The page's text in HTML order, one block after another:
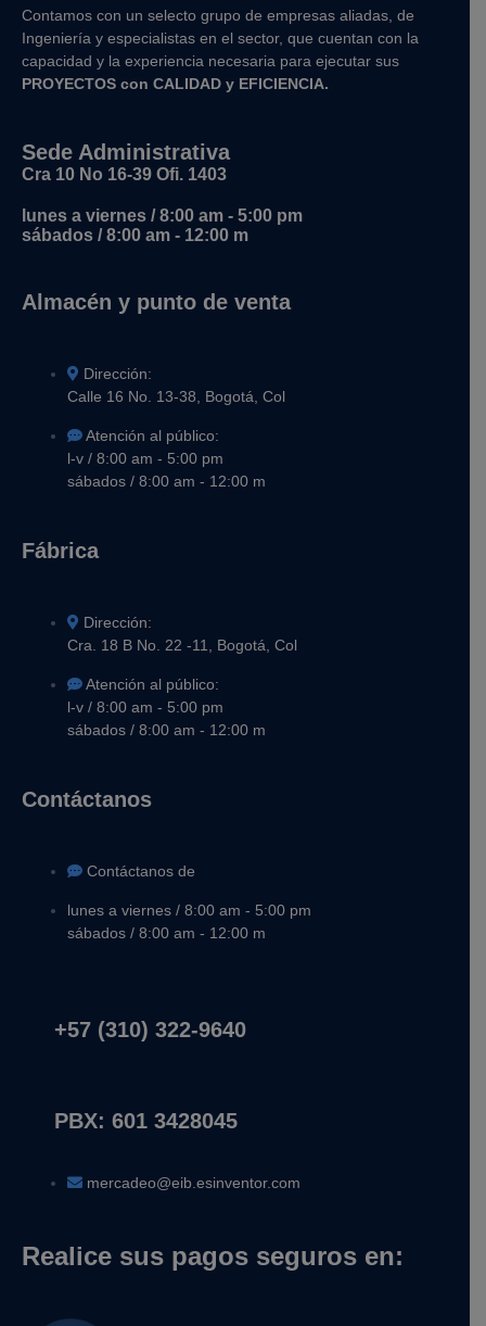
Contamos con un selecto grupo de empresas aliadas, de
Ingeniería y especialistas en el sector, que cuentan con la
capacidad y la experiencia necesaria para ejecutar sus
PROYECTOS con CALIDAD y EFICIENCIA.
Sede Administrativa
Cra 10 No 16-39 Ofi. 1403
lunes a viernes / 8:00 am - 5:00 pm
sábados / 8:00 am - 12:00 m
Almacén y punto de venta
Dirección:
Calle 16 No. 13-38, Bogotá, Col
Atención al público:
l-v / 8:00 am - 5:00 pm
sábados / 8:00 am - 12:00 m
Fábrica
Dirección:
Cra. 18 B No. 22 -11, Bogotá, Col
Atención al público:
l-v / 8:00 am - 5:00 pm
sábados / 8:00 am - 12:00 m
Contáctanos
Contáctanos de
lunes a viernes / 8:00 am - 5:00 pm
sábados / 8:00 am - 12:00 m
+57 (310) 322-9640
PBX: 601 3428045
mercadeo@eib.esinventor.com
Realice sus pagos seguros en: